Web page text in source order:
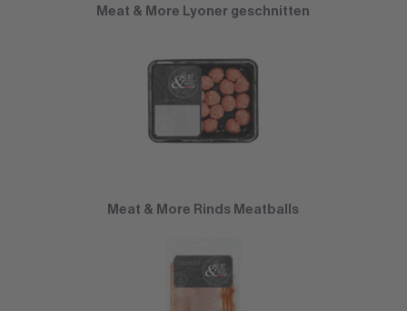
Meat & More Lyoner geschnitten
Meat & More Rinds Meatballs